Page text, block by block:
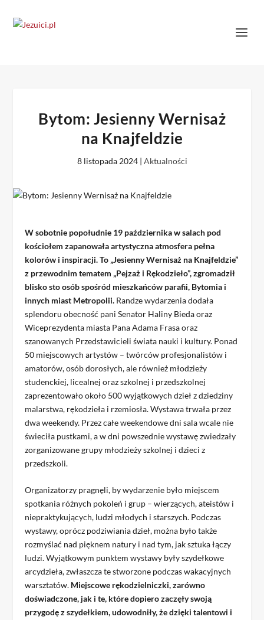
Bytom: Jesienny Wernisaż
na Knajfeldzie
8 listopada 2024| Aktualności
W sobotnie popołudnie 19 października w salach pod
kościołem zapanowała artystyczna atmosfera pełna
kolorów i inspiracji. To „Jesienny Wernisaż na Knajfeldzie”
z przewodnim tematem „Pejzaż i Rękodzieło”, zgromadził
blisko sto osób spośród mieszkańców parafii, Bytomia i
innych miast Metropolii. Randze wydarzenia dodała
splendoru obecność pani Senator Haliny Bieda oraz
Wiceprezydenta miasta Pana Adama Frasa oraz
szanowanych Przedstawicieli świata nauki i kultury. Ponad
50 miejscowych artystów – twórców profesjonalistów i
amatorów, osób dorosłych, ale również młodzieży
studenckiej, licealnej oraz szkolnej i przedszkolnej
zaprezentowało około 500 wyjątkowych dzieł z dziedziny
malarstwa, rękodzieła i rzemiosła. Wystawa trwała przez
dwa weekendy. Przez całe weekendowe dni sala wcale nie
świeciła pustkami, a w dni powszednie wystawę zwiedzały
zorganizowane grupy młodzieży szkolnej i dzieci z
przedszkoli.
Organizatorzy pragnęli, by wydarzenie było miejscem
spotkania różnych pokoleń i grup – wierzących, ateistów i
niepraktykujących, ludzi młodych i starszych. Podczas
wystawy, oprócz podziwiania dzieł, można było także
rozmyślać nad pięknem natury i nad tym, jak sztuka łączy
ludzi. Wyjątkowym punktem wystawy były szydełkowe
arcydzieła, zwłaszcza te stworzone podczas wakacyjnych
warsztatów. Miejscowe rękodzielniczki, zarówno
doświadczone, jak i te, które dopiero zaczęły swoją
przygodę z szydełkiem, udowodniły, że dzięki talentowi i